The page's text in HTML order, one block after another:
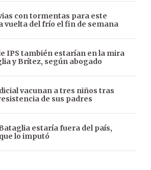
con tormentas para este
vuelta del frío el fin de semana
IPS también estarían en la mira
y Brítez, según abogado
vacunan a tres niños tras
de sus padres
estaría fuera del país,
lo imputó